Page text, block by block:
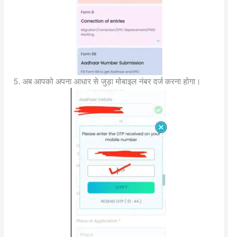
अब आपको अपना आधार से जुड़ा मोबाइल नंबर दर्ज करना होगा।